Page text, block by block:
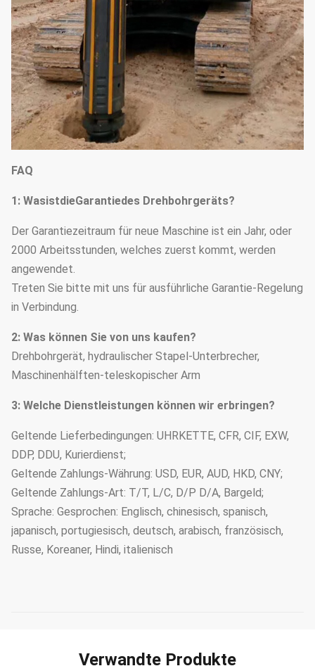
FAQ
1: WasistdieGarantiedes Drehbohrgeräts?
Der Garantiezeitraum für neue Maschine ist ein Jahr, oder
2000 Arbeitsstunden, welches zuerst kommt, werden
angewendet.
Treten Sie bitte mit uns für ausführliche Garantie-Regelung
in Verbindung.
2: Was können Sie von uns kaufen?
Drehbohrgerät, hydraulischer Stapel-Unterbrecher,
Maschinenhälften-teleskopischer Arm
3: Welche Dienstleistungen können wir erbringen?
Geltende Lieferbedingungen: UHRKETTE, CFR, CIF, EXW,
DDP, DDU, Kurierdienst;
Geltende Zahlungs-Währung: USD, EUR, AUD, HKD, CNY;
Geltende Zahlungs-Art: T/T, L/C, D/P D/A, Bargeld;
Sprache: Gesprochen: Englisch, chinesisch, spanisch,
japanisch, portugiesisch, deutsch, arabisch, französisch,
Russe, Koreaner, Hindi, italienisch
Verwandte Produkte